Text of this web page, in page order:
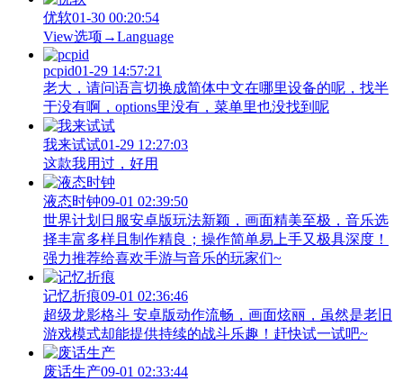
优软01-30 00:20:54
View‌选项→Language
pcpid01-29 14:57:21
老大，请问语言切换成简体中文在哪里设备的呢，找半
于没有啊，options里没有，菜单里也没找到呢
我来试试01-29 12:27:03
这款我用过，好用
液态时钟09-01 02:39:50
世界计划日服安卓版玩法新颖，画面精美至极，音乐选
择丰富多样且制作精良；操作简单易上手又极具深度！
强力推荐给喜欢手游与音乐的玩家们~
记忆折痕09-01 02:36:46
超级龙影格斗 安卓版动作流畅，画面炫丽，虽然是老旧
游戏模式却能提供持续的战斗乐趣！赶快试一试吧~
废话生产09-01 02:33:44